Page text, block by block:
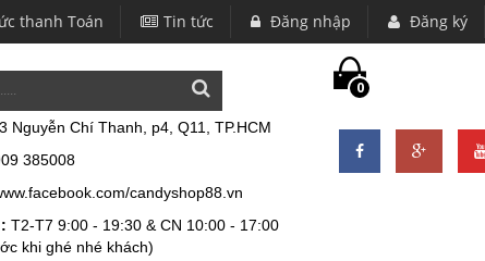
thanh Toán Tin tức Đăng nhập Đăng ký
Nguyễn Chí Thanh, p4, Q11, TP.HCM
385008
candyshop88.vn
T2-T7 9:00 - 19:30 & CN 10:00 - 17:00
khi ghé nhé khách)
0